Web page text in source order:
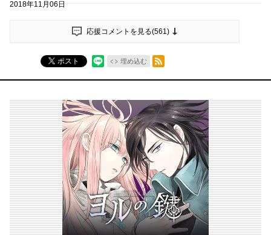
2018年11月06日
応援コメントを見る(561 )
ポスト 埋め込む
RSSフィード